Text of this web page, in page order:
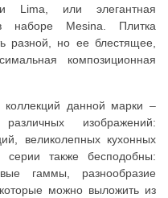
Lima, или элегантная
наборе Mesina. Плитка
разной, но ее блестящее,
композиционная
коллекций данной марки –
изображений:
великолепных кухонных
также бесподобны:
гаммы, разнообразие
можно выложить из